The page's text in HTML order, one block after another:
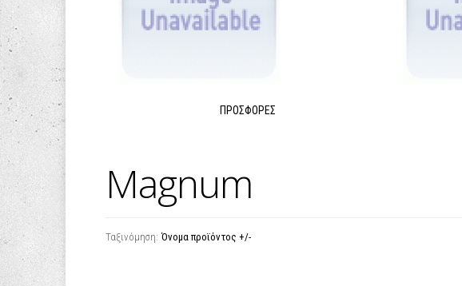
ΠΡΟΣΦΟΡΈΣ
Magnum
Ταξινόμηση: Όνομα προϊόντος +/-